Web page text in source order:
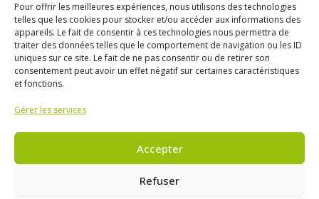
Pour offrir les meilleures expériences, nous utilisons des technologies
telles que les cookies pour stocker et/ou accéder aux informations des
appareils. Le fait de consentir à ces technologies nous permettra de
traiter des données telles que le comportement de navigation ou les ID
uniques sur ce site. Le fait de ne pas consentir ou de retirer son
consentement peut avoir un effet négatif sur certaines caractéristiques
et fonctions.
Gérer les services
Accepter
Refuser
Course à pied
Liens utiles
Mon compte
Nous contacter